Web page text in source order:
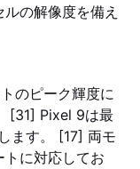
の解像度を備え
のピーク輝度に
[31] Pixel 9は最
ます。 [17] 両モ
に対応してお